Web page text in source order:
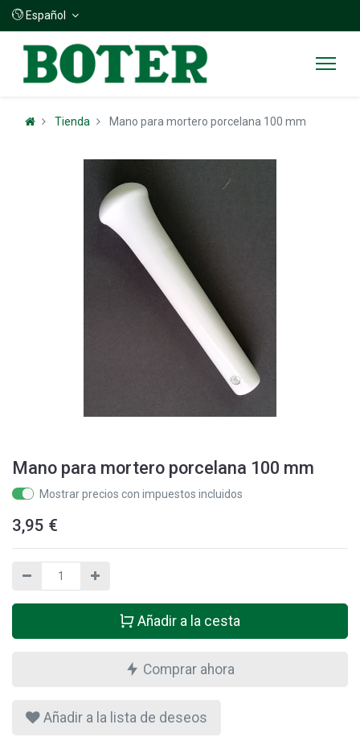
Español
Tienda Mano para mortero porcelana 100 mm
Mano para mortero porcelana 100 mm
Mostrar precios con impuestos incluidos
3,95 €
Añadir a la cesta
Comprar ahora
Añadir a la lista de deseos